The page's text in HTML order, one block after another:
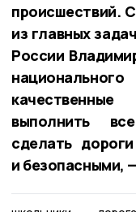
происшествий.
из главных
России
выполнить
сделать
и безопасными,